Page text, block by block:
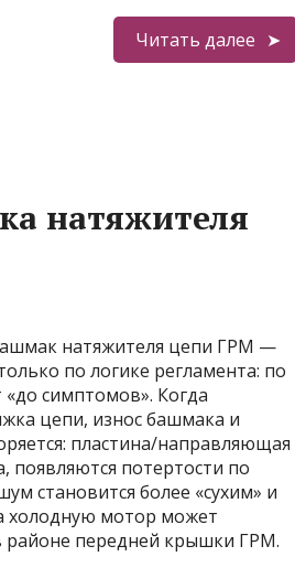
Читать далее
натяжителя
натяжителя цепи ГРМ —
по логике регламента: по
симптомов». Когда
цепи, износ башмака и
пластина/направляющая
появляются потертости по
становится более «сухим» и
холодную мотор может
районе передней крышки ГРМ.